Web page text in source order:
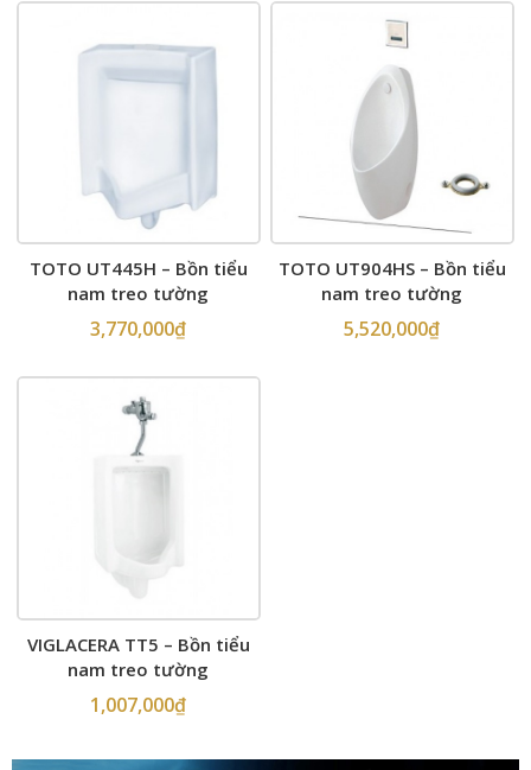
TOTO UT445H – Bồn tiểu
nam treo tường
3,770,000₫
TOTO UT904HS – Bồn tiểu
nam treo tường
5,520,000₫
VIGLACERA TT5 – Bồn tiểu
nam treo tường
1,007,000₫